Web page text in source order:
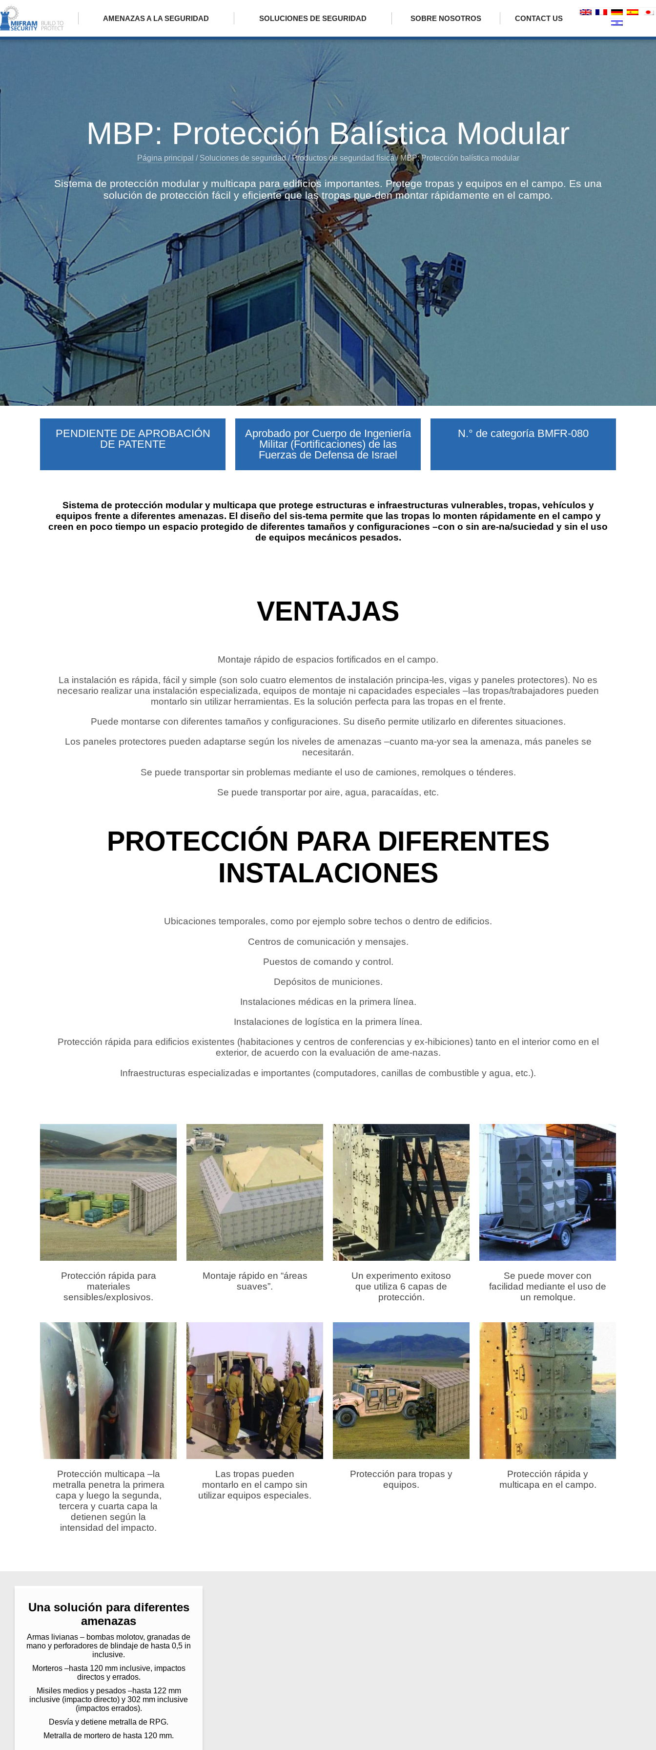
AMENAZAS A LA SEGURIDAD SOLUCIONES DE SEGURIDAD SOBRE NOSOTROS CONTACT US
MBP: Protección Balística Modular
Página principal / Soluciones de seguridad/Productos de seguridad física/MBP: Protección balística modular
Sistema de protección modular y multicapa para edificios importantes. Protege tropas y equipos en el campo. Es una
solución de protección fácil y eficiente que las tropas pue-den montar rápidamente en el campo.
PENDIENTE DE APROBACIÓN
DE PATENTE
Aprobado por Cuerpo de Ingeniería
Militar (Fortificaciones) de las
Fuerzas de Defensa de Israel
N.° de categoría BMFR-080
Sistema de protección modular y multicapa que protege estructuras e infraestructuras vulnerables, tropas, vehículos y
equipos frente a diferentes amenazas. El diseño del sis-tema permite que las tropas lo monten rápidamente en el campo y
creen en poco tiempo un espacio protegido de diferentes tamaños y configuraciones –con o sin are-na/suciedad y sin el uso
de equipos mecánicos pesados.
VENTAJAS
Montaje rápido de espacios fortificados en el campo.
La instalación es rápida, fácil y simple (son solo cuatro elementos de instalación principa-les, vigas y paneles protectores). No es
necesario realizar una instalación especializada, equipos de montaje ni capacidades especiales –las tropas/trabajadores pueden
montarlo sin utilizar herramientas. Es la solución perfecta para las tropas en el frente.
Puede montarse con diferentes tamaños y configuraciones. Su diseño permite utilizarlo en diferentes situaciones.
Los paneles protectores pueden adaptarse según los niveles de amenazas –cuanto ma-yor sea la amenaza, más paneles se
necesitarán.
Se puede transportar sin problemas mediante el uso de camiones, remolques o ténderes.
Se puede transportar por aire, agua, paracaídas, etc.
PROTECCIÓN PARA DIFERENTES
INSTALACIONES
Ubicaciones temporales, como por ejemplo sobre techos o dentro de edificios.
Centros de comunicación y mensajes.
Puestos de comando y control.
Depósitos de municiones.
Instalaciones médicas en la primera línea.
Instalaciones de logística en la primera línea.
Protección rápida para edificios existentes (habitaciones y centros de conferencias y ex-hibiciones) tanto en el interior como en el
exterior, de acuerdo con la evaluación de ame-nazas.
Infraestructuras especializadas e importantes (computadores, canillas de combustible y agua, etc.).
Protección rápida para
materiales
sensibles/explosivos.
Montaje rápido en “áreas
suaves”.
Un experimento exitoso
que utiliza 6 capas de
protección.
Se puede mover con
facilidad mediante el uso de
un remolque.
Protección multicapa –la
metralla penetra la primera
capa y luego la segunda,
tercera y cuarta capa la
detienen según la
intensidad del impacto.
Las tropas pueden
montarlo en el campo sin
utilizar equipos especiales.
Protección para tropas y
equipos.
Protección rápida y
multicapa en el campo.
Una solución para diferentes
amenazas
Armas livianas – bombas molotov, granadas de
mano y perforadores de blindaje de hasta 0,5 in
inclusive.
Morteros –hasta 120 mm inclusive, impactos
directos y errados.
Misiles medios y pesados –hasta 122 mm
inclusive (impacto directo) y 302 mm inclusive
(impactos errados).
Desvía y detiene metralla de RPG.
Metralla de mortero de hasta 120 mm.